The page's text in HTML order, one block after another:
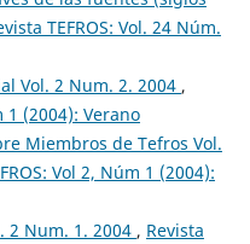
TEFROS: Vol. 24 Núm.
Vol. 2 Num. 2. 2004 ,
1 (2004): Verano
Miembros de Tefros Vol.
Vol 2, Núm 1 (2004):
2 Num. 1. 2004 , Revista